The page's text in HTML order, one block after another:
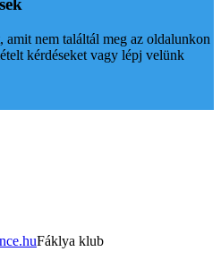
amit nem találtál meg az oldalunkon
kérdéseket vagy lépj velünk
Fáklya klub